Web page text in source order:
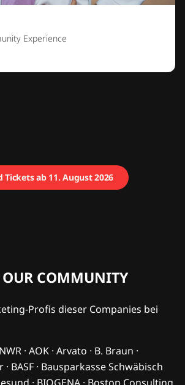
Experience
Tickets ab 11. August 2026
OUR COMMUNITY
Profis dieser Companies bei
· AOK · Arvato · B. Braun ·
BASF · Bausparkasse Schwäbisch